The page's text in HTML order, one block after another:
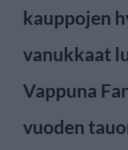
kauppojen
vanukkaat
Vappuna
vuoden